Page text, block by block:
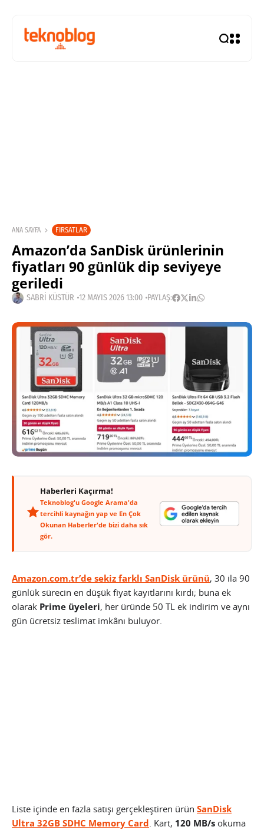
ANA SAYFA FIRSATLAR
Amazon’da SanDisk ürünlerinin
fiyatları 90 günlük dip seviyeye
geriledi
SABRI KÜSTÜR 12 MAYIS 2026 13:00 PAYLAŞ:
Haberleri Kaçırma!
Teknoblog'u Google Arama'da
tercihli kaynağın yap ve En Çok
Okunan Haberler'de bizi daha sık
gör.
Amazon.com.tr’de sekiz farklı SanDisk ürünü, 30 ila 90
günlük sürecin en düşük fiyat kayıtlarını kırdı; buna ek
olarak Prime üyeleri, her üründe 50 TL ek indirim ve aynı
gün ücretsiz teslimat imkânı buluyor.
Liste içinde en fazla satışı gerçekleştiren ürün SanDisk
Ultra 32GB SDHC Memory Card. Kart, 120 MB/s okuma